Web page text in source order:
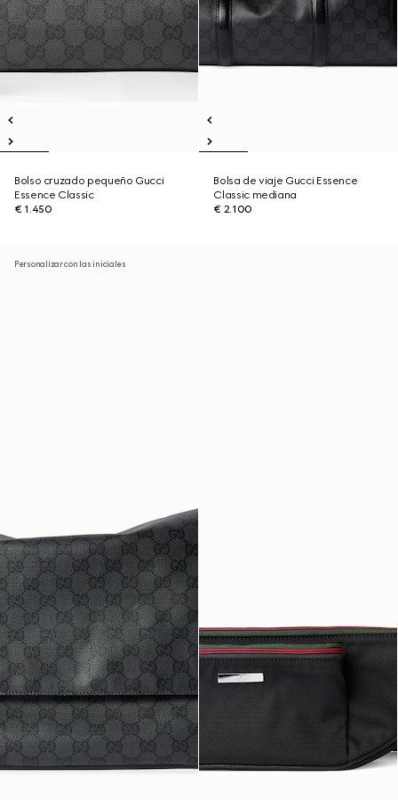
Bolso cruzado pequeño Gucci
Essence Classic
€ 1.450
Bolsa de viaje Gucci Essence
Classic mediana
€ 2.100
Personalizar con las iniciales